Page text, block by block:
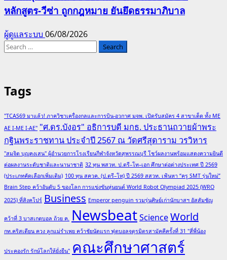
หลักสูตร-วีซ่า ถูกกฎหมาย ยันยึดธรรมาภิบาล
ผู้ดูแลระบบ 06/08/2026
Search
Tags
"TCAS69 มาแล้ว! ภาควิชาเครื่องกลและการบิน-อวกาศ มจพ. เปิดรับสมัคร 4 สาขาเด็ด ทั้ง ME
AE I-ME I-AE" "ศ.ดร.บังอร" อธิการบดี มกธ. ประธานถวายผ้าพระ
กฐินพระราชทาน ประจำปี 2567 ณ วัดศรีสุดาราม วรวิหาร
"สมจิต บุญคงเสน" ผู้อำนวยการโรงเรียนกีฬาจังหวัดสุพรรณบุรี โชว์ผลงานพร้อมแสดงความยินดี
ต่อผลงานระดับชาติและนานาชาติ 32 ทุน พสวท. ป.ตรี–โท–เอก ศึกษาต่อต่างประเทศ ปี 2569
(ประเภทคัดเลือกเพิ่มเติม) 100 ทุน สควค. (ป.ตรี–โท) ปี 2569 สสวท. เฟ้นหา “ครู SMT รุ่นใหม่”
Brain Step คว้าอันดับ 5 ของโลก การแข่งขันหุ่นยนต์ World Robot Olympiad 2025 (WRO
2025) ที่สิงคโปร์ Business Emperor penguin รวมรุ่นศิษย์เก่านักบาสฯ อัสสัมชัญ
คว้าที่ 3 บาสเกตบอล ถ้วย ค. NewsbeatScienceWorld
กท.คริสเตียน ควง ลูกแม่รำเพย คว้าชัยนัดแรก ฟุตบอลจตุรมิตรสามัคคีครั้งที่ 31 "สี่พี่น้อง
ประคองรัก รักษ์โลกให้ยั่งยืน" คณะศึกษาศาสตร์